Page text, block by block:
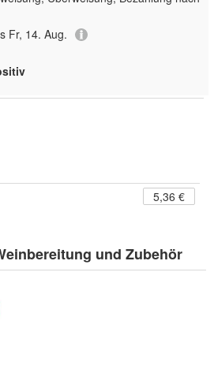
Fr, 14. Aug.
5,36 €
und Zubehör